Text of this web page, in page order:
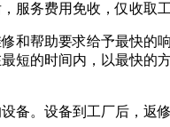
服务费用免收，仅收取工
和帮助要求给予最快的
短的时间内，以最快的
备。设备到工厂后，返